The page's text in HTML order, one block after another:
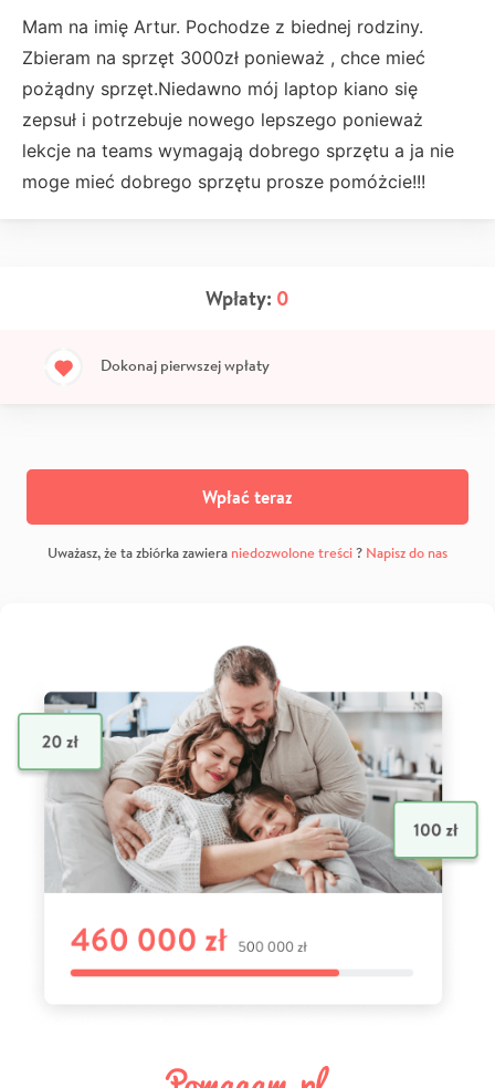
Mam na imię Artur. Pochodze z biednej rodziny.
Zbieram na sprzęt 3000zł ponieważ , chce mieć
pożądny sprzęt.Niedawno mój laptop kiano się
zepsuł i potrzebuje nowego lepszego ponieważ
lekcje na teams wymagają dobrego sprzętu a ja nie
moge mieć dobrego sprzętu prosze pomóżcie!!!
Wpłaty: 0
Dokonaj pierwszej wpłaty
Wpłać teraz
Uważasz, że ta zbiórka zawiera niedozwolone treści? Napisz do nas